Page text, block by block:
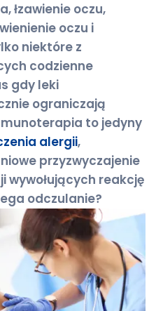
łzawienie oczu,
oczu i
niektóre z
codzienne
gdy leki
ograniczają
to jedyny
alergii,
przyzwyczajenie
wywołujących reakcję
odczulanie?